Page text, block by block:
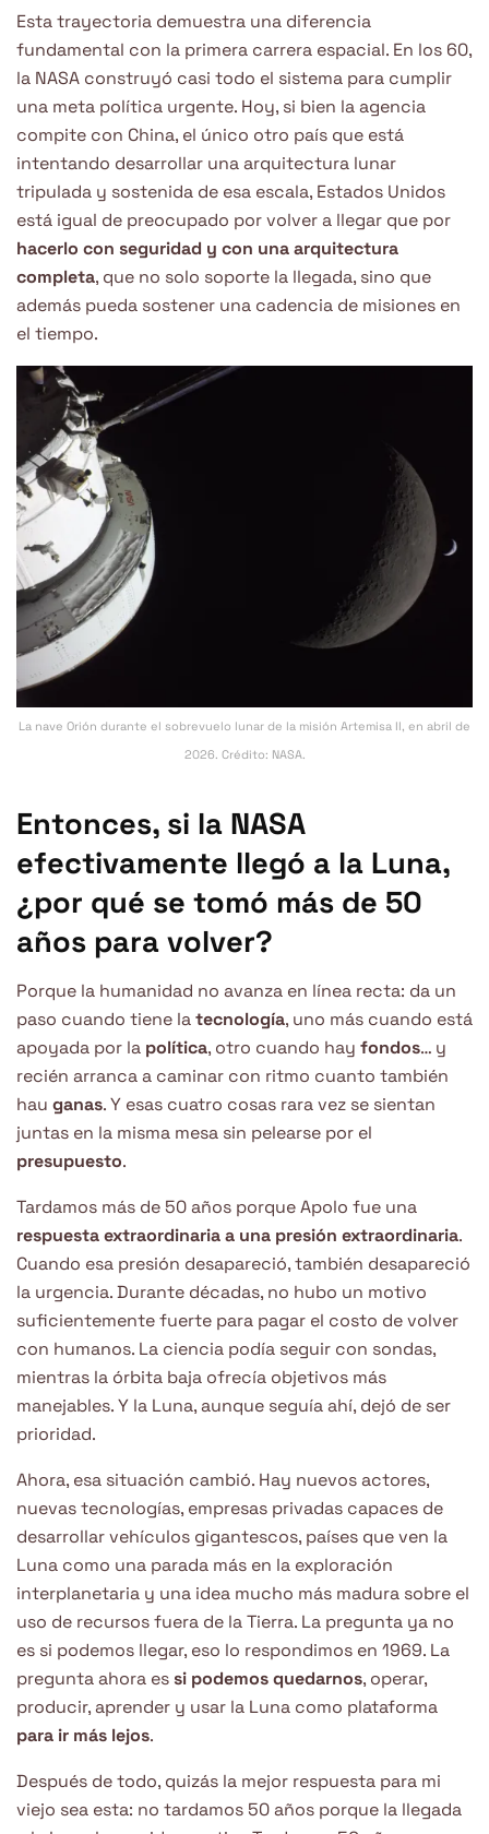
Esta trayectoria demuestra una diferencia
fundamental con la primera carrera espacial. En los 60,
la NASA construyó casi todo el sistema para cumplir
una meta política urgente. Hoy, si bien la agencia
compite con China, el único otro país que está
intentando desarrollar una arquitectura lunar
tripulada y sostenida de esa escala, Estados Unidos
está igual de preocupado por volver a llegar que por
hacerlo con seguridad y con una arquitectura
completa, que no solo soporte la llegada, sino que
además pueda sostener una cadencia de misiones en
el tiempo.
La nave Orión durante el sobrevuelo lunar de la misión Artemisa II, en abril de
2026. Crédito: NASA.
Entonces, si la NASA
efectivamente llegó a la Luna,
¿por qué se tomó más de 50
años para volver?
Porque la humanidad no avanza en línea recta: da un
paso cuando tiene latecnología, uno más cuando está
apoyada por la política, otro cuando hay fondos… y
recién arranca a caminar con ritmo cuanto también
hau ganas. Y esas cuatro cosas rara vez se sientan
juntas en la misma mesa sin pelearse por el
presupuesto.
Tardamos más de 50 años porque Apolo fue una
respuesta extraordinaria a una presión extraordinaria.
Cuando esa presión desapareció, también desapareció
la urgencia. Durante décadas, no hubo un motivo
suficientemente fuerte para pagar el costo de volver
con humanos. La ciencia podía seguir con sondas,
mientras la órbita baja ofrecía objetivos más
manejables. Y la Luna, aunque seguía ahí, dejó de ser
prioridad.
Ahora, esa situación cambió. Hay nuevos actores,
nuevas tecnologías, empresas privadas capaces de
desarrollar vehículos gigantescos, países que ven la
Luna como una parada más en la exploración
interplanetaria y una idea mucho más madura sobre el
uso de recursos fuera de la Tierra. La pregunta ya no
es si podemos llegar, eso lo respondimos en 1969. La
pregunta ahora es si podemos quedarnos, operar,
producir, aprender y usar la Luna como plataforma
para ir más lejos.
Después de todo, quizás la mejor respuesta para mi
viejo sea esta: no tardamos 50 años porque la llegada